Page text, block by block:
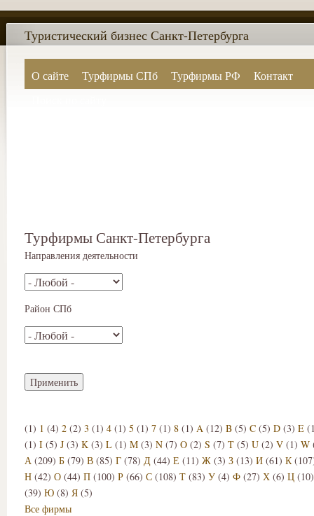
О сайте Турфирмы СПб Турфирмы РФ
Контакт
Туристический бизнес Санкт-Петербурга
Турфирмы Санкт-Петербурга
Направления деятельности
Район СПб
(1) 1 (4) 2 (2) 3 (1) 4 (1) 5 (1) 7 (1) 8 (1) A (12) B (5) C (5) D (3) E
(1) I (5) J (3) K (3) L (1) M (3) N (7) O (2) S (7) T (5) U (2) V (1) W
А (209) Б (79) В (85) Г (78) Д (44) Е (11) Ж (3) З (13) И (61) К
Н (42) О (44) П (100) Р (66) С (108) Т (83) У (4) Ф (27) Х (6) Ц
(39) Ю (8) Я (5)
Все фирмы